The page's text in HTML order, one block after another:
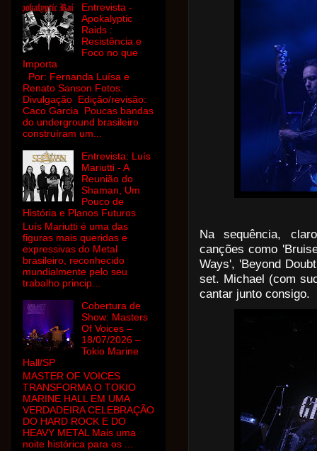
Na sequência,
canções como
Ways', 'Beyond
set. Michael (com
cantar junto consigo.
Entrevista -
Apokalyptic
Raids :
Resistência e
Foco no que
Importa
Por: Fernanda Luísa e
Renato Sanson Fotos:
Divulgação Edição/revisão:
Caco Garcia Poucas bandas
do underground brasileiro
construíram um...
Entrevista: Luís
Mariutti - A
Reunião do
Shaman, Um
Pouco de
História e Planos Futuros
Luís Mariutti é uma das
figuras mais queridas e
expressivas do Metal
brasileiro, reconhecido
mundialmente pelo seu
trabalho princip...
Cobertura de
Show: Masters
Of Voices –
18/07/2026 –
Tokio Marine
Hall/SP
MASTER OF VOICES
TRANSFORMA O TOKIO
MARINE HALL EM UMA
VERDADEIRA CELEBRAÇÃO
DO HARD ROCK E DO
HEAVY METAL Mais uma
noite histórica para os ...